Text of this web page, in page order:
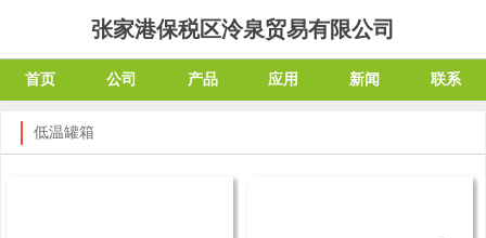
张家港保税区泠泉贸易有限公司
首页 公司 产品 应用 新闻 联系
低温罐箱